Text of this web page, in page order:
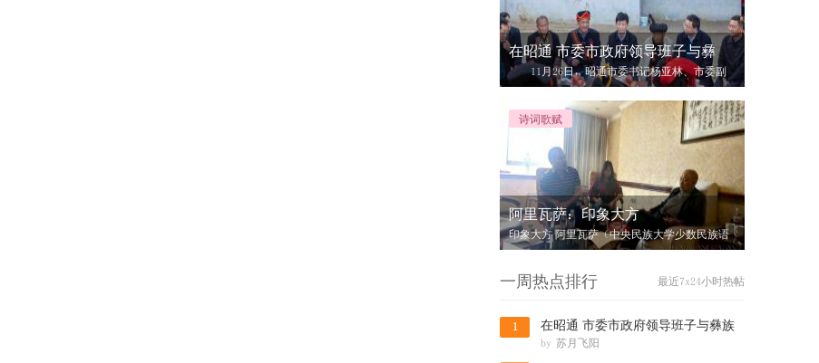
在昭通 市委市政府领导班子与彝
11月26日，昭通市委书记杨亚林、市委副
书记、市长郭大进、市委副书记王忠、市
诗词歌赋
阿里瓦萨：印象大方
印象大方 阿里瓦萨（中央民族大学少数民族语
言文学系书记、教授） 站在慕俄
一周热点排行 最近7x24小时热帖
1
在昭通 市委市政府领导班子与彝族
群众共度
by 苏月飞阳